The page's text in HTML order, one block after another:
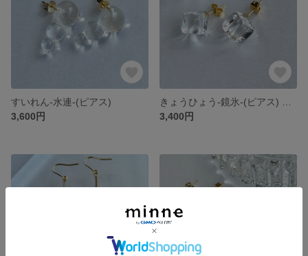
すいれん-水連-(ピアス)
3,600円
3,400円